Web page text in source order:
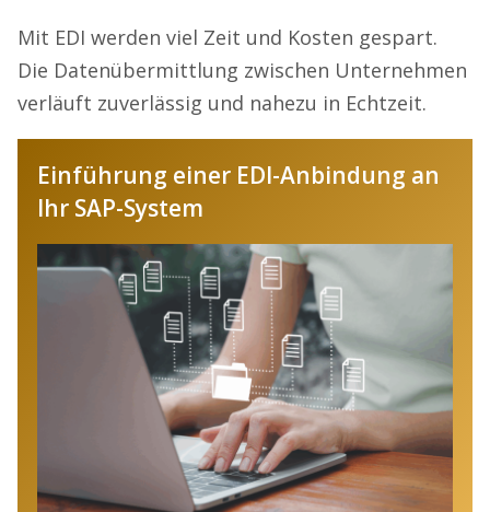
Mit EDI werden viel Zeit und Kosten gespart.
Die Datenübermittlung zwischen Unternehmen
verläuft zuverlässig und nahezu in Echtzeit.
Einführung einer EDI-Anbindung an
Ihr SAP-System